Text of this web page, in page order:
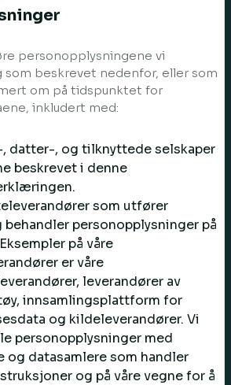
personopplysningene vi
beskrevet nedenfor, eller som
om på tidspunktet for
inkludert med:
, datter-, og tilknyttede selskaper
beskrevet i denne
som utfører
personopplysninger på
på våre
er våre
leverandører av
innsamlingsplattform for
og kildeleverandører. Vi
personopplysninger med
og datasamlere som handler
og på våre vegne for å